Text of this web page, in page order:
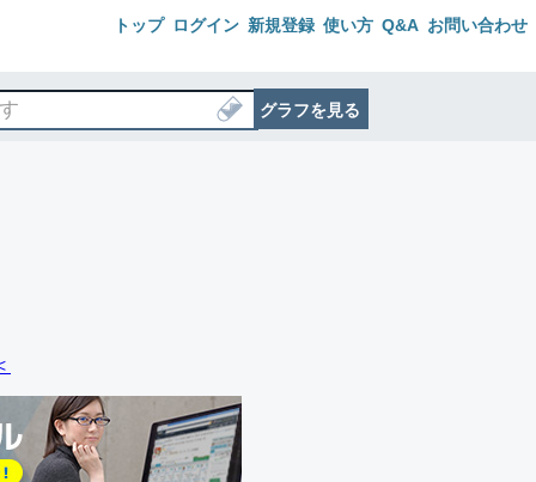
トップ ログイン 新規登録 使い方 Q&A お問い合わせ
グラフを見る